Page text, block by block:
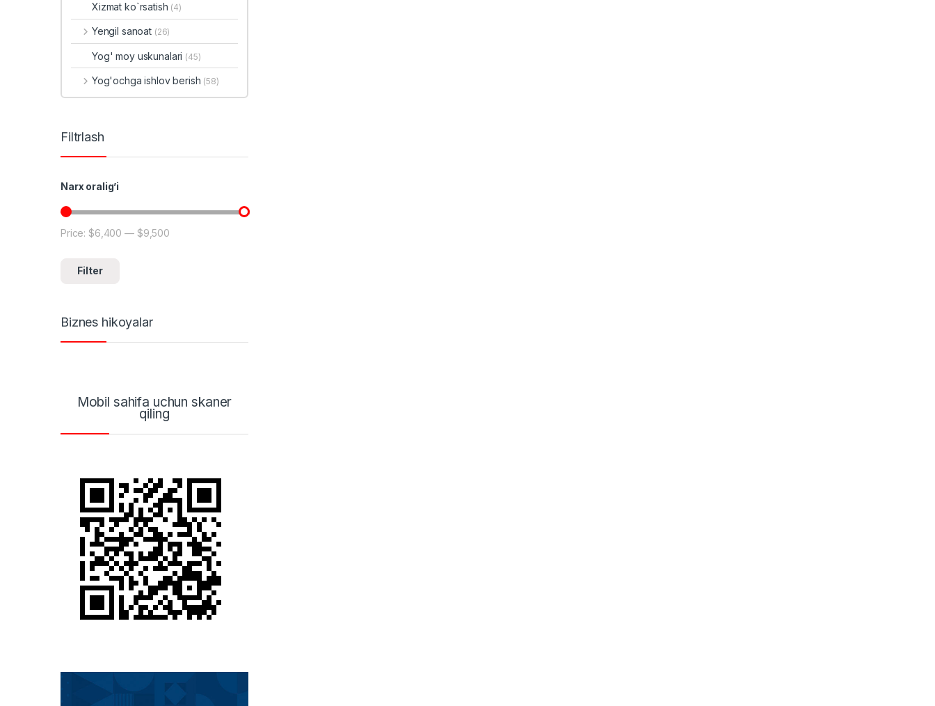
Xizmat ko`rsatish (4)
Yengil sanoat (26)
Yog' moy uskunalari (45)
Yog'ochga ishlov berish (58)
Filtrlash
Narx oralig’i
Min price
Max price
Filter
Price:$6,400 — $9,500
Biznes hikoyalar
Mobil sahifa uchun skaner
qiling